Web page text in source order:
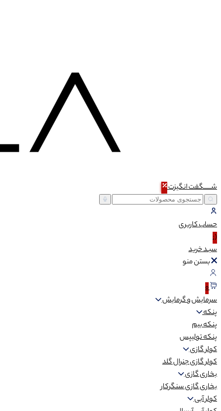
شـــــگفتانگیزت
حسابکاربری
(:
سبـدخرید
بستن منو
0
سرمایش و گرمایش
پنکه
پنکه بیم
پنکه تولیپس
کولر گازی
کولر گازی جنرال گلد
بخاری گازی
بخاری گازی سنگرکار
کولر آبی